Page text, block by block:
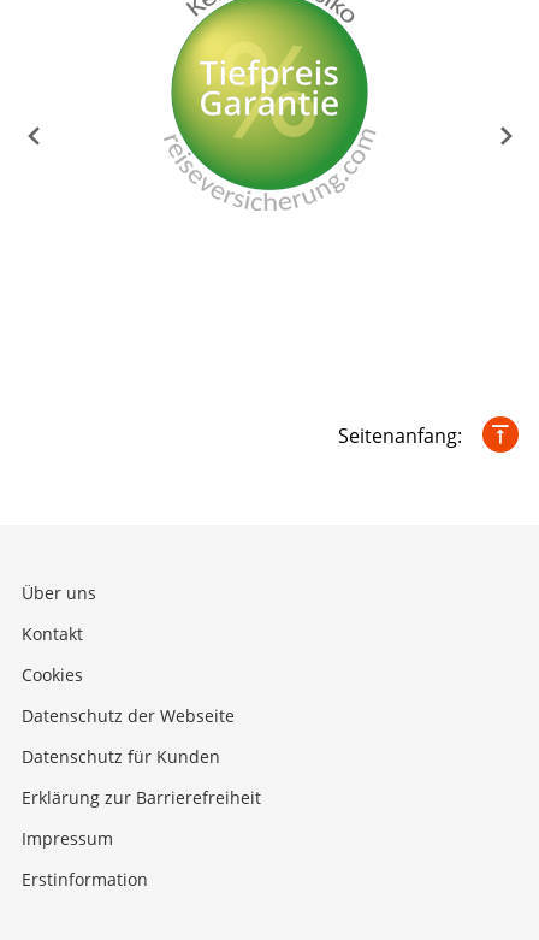
Seitenanfang:
Über uns
Kontakt
Cookies
Datenschutz der Webseite
Datenschutz für Kunden
Erklärung zur Barrierefreiheit
Impressum
Erstinformation